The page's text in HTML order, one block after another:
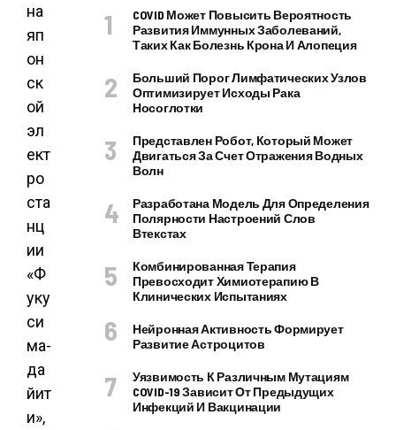
на
яп
он
ск
ой
эл
ект
ро
ста
нц
ии
«Ф
уку
си
ма-
да
йит
и»,
COVID Может Повысить Вероятность
Развития Иммунных Заболеваний,
Таких Как Болезнь Крона И Алопеция
Больший Порог Лимфатических Узлов
Оптимизирует Исходы Рака
Носоглотки
Представлен Робот, Который Может
Двигаться За Счет Отражения Водных
Волн
Разработана Модель Для Определения
Полярности Настроений Слов
Втекстах
Комбинированная Терапия
Превосходит Химиотерапию В
Клинических Испытаниях
Нейронная Активность Формирует
Развитие Астроцитов
Уязвимость К Различным Мутациям
COVID-19 Зависит От Предыдущих
Инфекций И Вакцинации